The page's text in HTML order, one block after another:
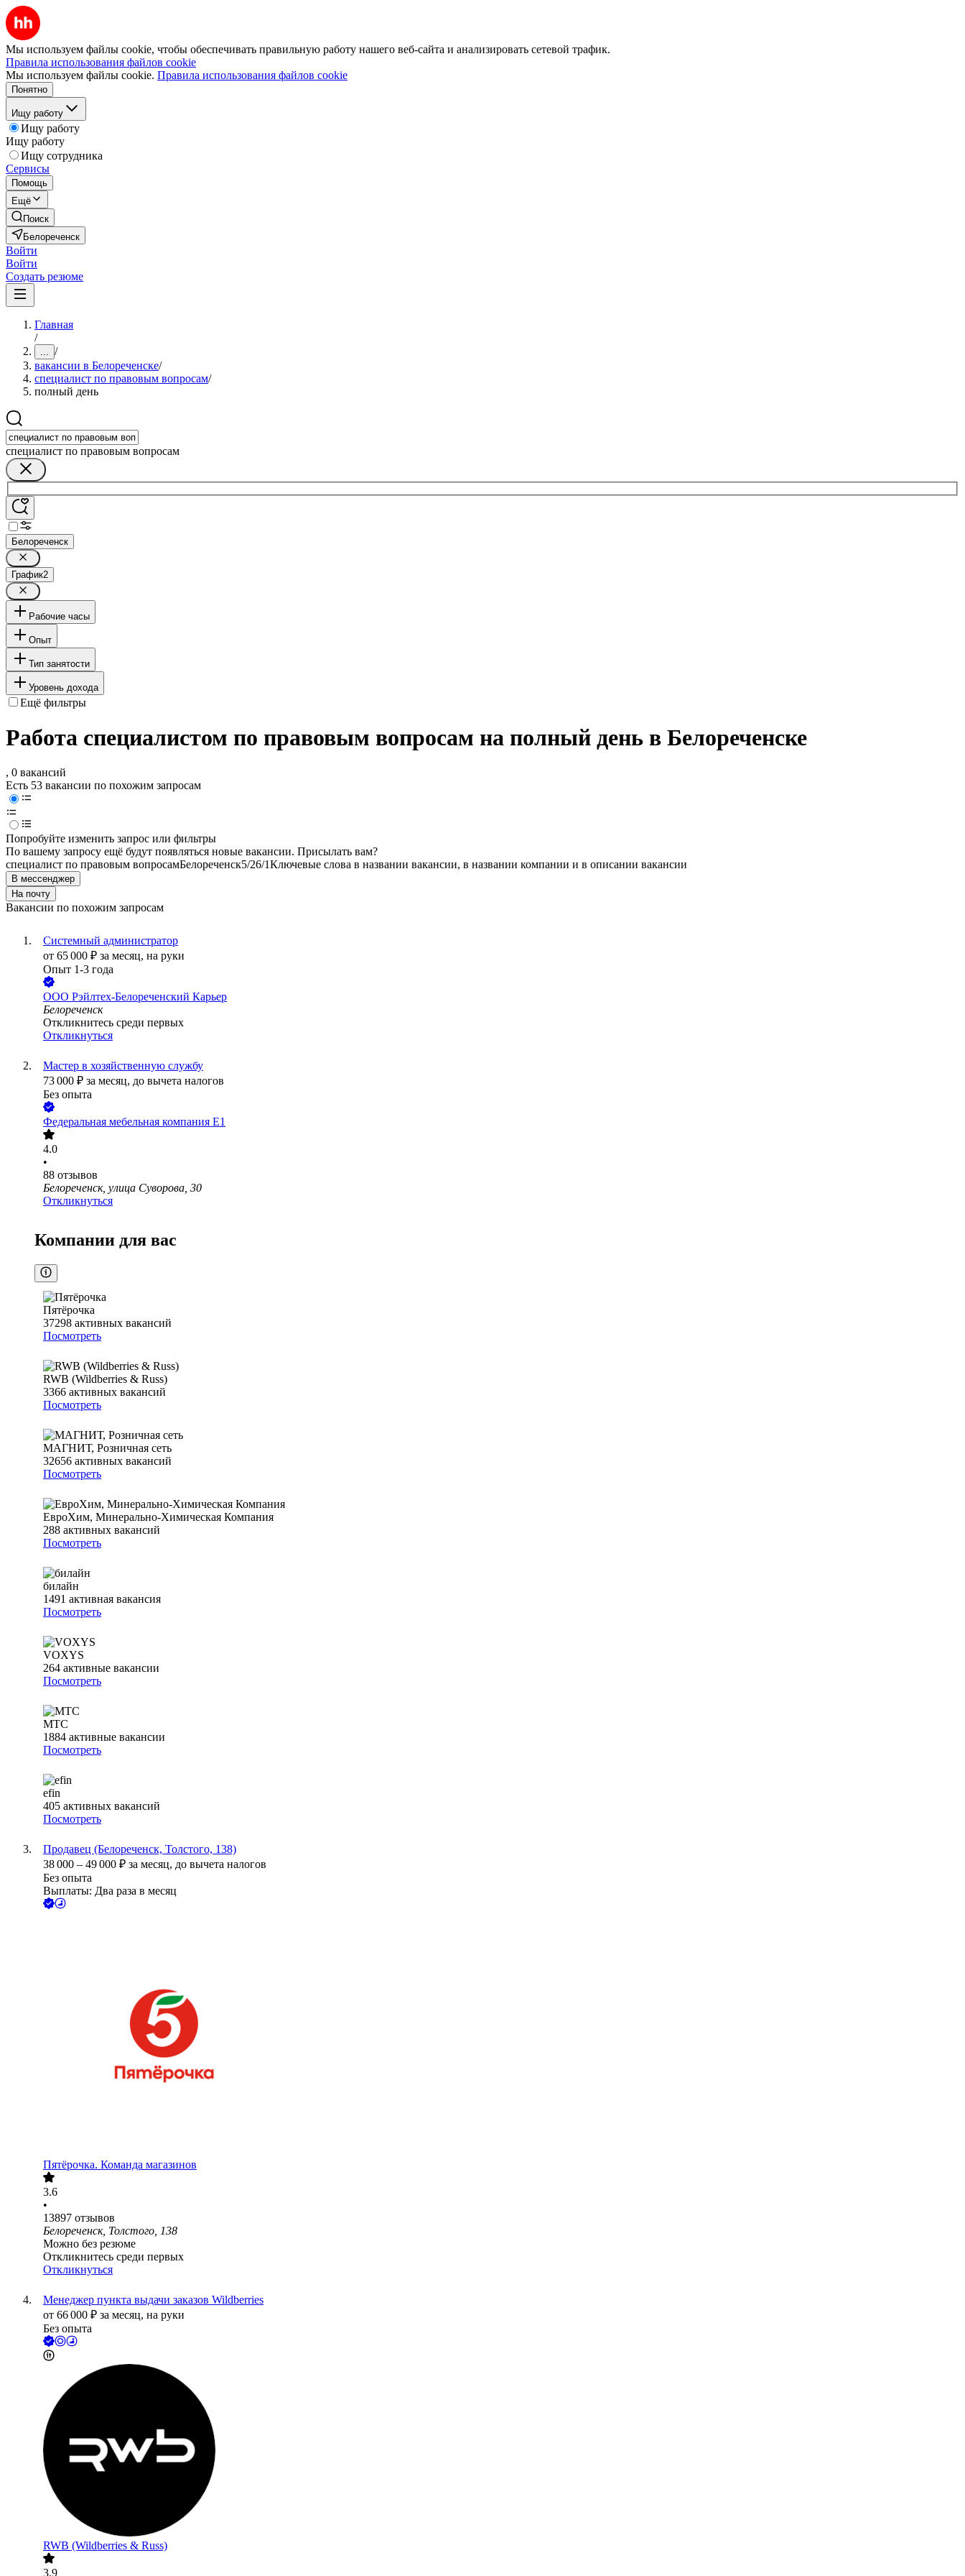
Мы используем файлы cookie, чтобы обеспечивать правильную работу нашего веб-сайта и анализировать сетевой трафик.
Правила использования файлов cookie
Мы используем файлы cookie. Правила использования файлов cookie
Понятно
Ищу работу
Ищу работу
Ищу работу
Ищу сотрудника
Сервисы
Помощь
Ещё
Поиск
Белореченск
Войти
Войти
Создать резюме
Главная
/
... /
вакансии в Белореченске/
специалист по правовым вопросам/
полный день
специалист по правовым вопросам
Белореченск
График2
Рабочие часы
Опыт
Тип занятости
Уровень дохода
Ещё фильтры
Работа специалистом по правовым вопросам на полный день в Белореченске
, 0 вакансий
Есть 53 вакансии по похожим запросам
Попробуйте изменить запрос или фильтры
По вашему запросу ещё будут появляться новые вакансии. Присылать вам?
специалист по правовым вопросамБелореченск5/26/1Ключевые слова в названии вакансии, в названии компании и в описании вакансии
В мессенджер
На почту
Вакансии по похожим запросам
Системный администратор
от 65 000 ₽ за месяц, на руки
Опыт 1-3 года
ООО Рэйлтех-Белореченский Карьер
Белореченск
Откликнитесь среди первых
Откликнуться
Мастер в хозяйственную службу
73 000 ₽ за месяц, до вычета налогов
Без опыта
Федеральная мебельная компания Е1
4.0
•
88 отзывов
Белореченск, улица Суворова, 30
Откликнуться
Компании для вас
Пятёрочка
37298 активных вакансий
Посмотреть
RWB (Wildberries & Russ)
3366 активных вакансий
Посмотреть
МАГНИТ, Розничная сеть
32656 активных вакансий
Посмотреть
ЕвроХим, Минерально-Химическая Компания
288 активных вакансий
Посмотреть
билайн
1491 активная вакансия
Посмотреть
VOXYS
264 активные вакансии
Посмотреть
МТС
1884 активные вакансии
Посмотреть
efin
405 активных вакансий
Посмотреть
Продавец (Белореченск, Толстого, 138)
38 000 – 49 000 ₽ за месяц, до вычета налогов
Без опыта
Выплаты: Два раза в месяц
Пятёрочка. Команда магазинов
3.6
•
13897 отзывов
Белореченск, Толстого, 138
Можно без резюме
Откликнитесь среди первых
Откликнуться
Менеджер пункта выдачи заказов Wildberries
от 66 000 ₽ за месяц, на руки
Без опыта
RWB (Wildberries & Russ)
3.9